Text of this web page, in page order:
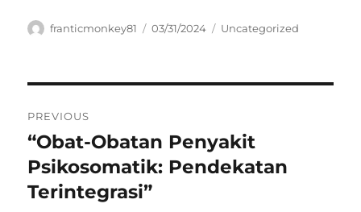
Author
franticmonkey81
Posted
03/31/2024 Categories
Uncategorized
pos
PREVIOUS
Previous
post:
“Obat-Obatan Penyakit
Psikosomatik: Pendekatan
Terintegrasi”